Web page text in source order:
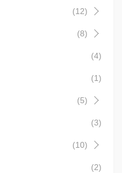
(12)
(8)
(4)
(1)
(5)
(3)
(10)
(2)